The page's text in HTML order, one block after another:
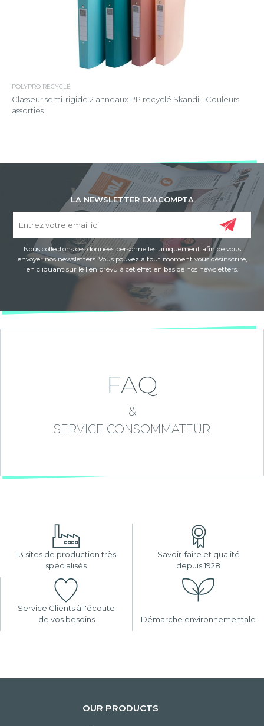
POLYPRO RECYCLÉ
Classeur semi-rigide 2 anneaux PP recyclé Skandi - Couleurs
assorties
LA NEWSLETTER EXACOMPTA
Nous collectons ces données personnelles uniquement afin de vous
envoyer nos newsletters. Vous pouvez à tout moment vous désinscrire,
en cliquant sur le lien prévu à cet effet en bas de nos newsletters.
FAQ
&
SERVICE CONSOMMATEUR
13 sites de production très
spécialisés
Savoir-faire et qualité
depuis 1928
Service Clients à l'écoute
de vos besoins
Démarche environnementale
OUR PRODUCTS